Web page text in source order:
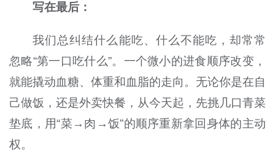
写在最后：
我们总纠结什么能吃、什么不能吃，却常常
忽略“第一口吃什么”。一个微小的进食顺序改变，
就能撬动血糖、体重和血脂的走向。无论你是在自
己做饭，还是外卖快餐，从今天起，先挑几口青菜
垫底，用“菜→肉→饭”的顺序重新拿回身体的主动
权。